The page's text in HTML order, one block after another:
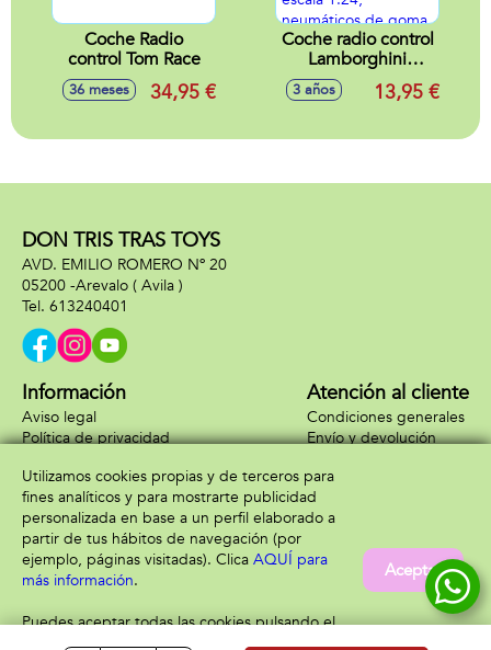
Coche Radio
control Tom Race
36 meses 34,95 €
Coche radio control
Lamborghini
Aventador SVJ
Roadster, Porsche
Martin Vantage
neumáticos de
3 años 13,95 €
DON TRIS TRAS TOYS
AVD. EMILIO ROMERO Nº 20
05200 -Arevalo ( Avila )
613240401
Información
Aviso legal
Política de privacidad
Atención al cliente
Condiciones generales
Envío y devolución
Formas de pago
Utilizamos cookies propias y de terceros para
fines analíticos y para mostrarte publicidad
personalizada en base a un perfil elaborado a
partir de tus hábitos de navegación (por
ejemplo, páginas visitadas). Clica AQUÍ para
más información.
Puedes aceptar todas las cookies pulsando el
botón “Aceptar” o configurarlas o rechazar su
Aceptar